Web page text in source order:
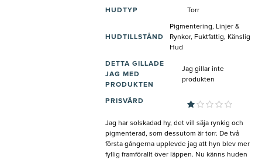
HUDTYP Torr
HUDTILLSTÅND
Pigmentering, Linjer &
Rynkor, Fuktfattig, Känslig
Hud
DETTA GILLADE
JAG MED
PRODUKTEN
Jag gillar inte
produkten
PRISVÄRD
Jag har solskadad hy, det vill säja rynkig och
pigmenterad, som dessutom är torr. De två
första gångerna upplevde jag att hyn blev mer
fyllig framförallt över läppen. Nu känns huden